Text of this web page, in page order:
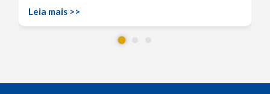
Leia mais >>